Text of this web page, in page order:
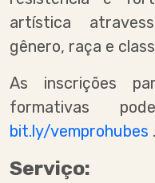
artística
gênero, raça e
As inscrições
formativas
bit.ly/vemprohubes .
Serviço: